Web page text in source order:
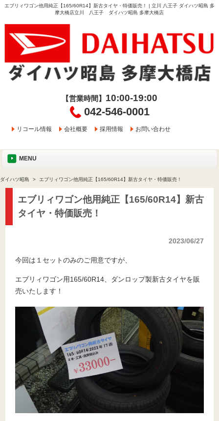
エブリィワゴン他用純正【165/60R14】新古タイヤ・特価販売！ | 立川 八王子 ダイハツ昭島 多
摩大橋店立川 八王子 ダイハツ昭島 多摩大橋店
【営業時間】 10:00-19:00
042-546-0001
リコール情報 会社概要 採用情報 お問い合わせ
MENU
ダイハツ昭島 エブリィワゴン他用純正【165/60R14】新古タイヤ・特価販売！
エブリィワゴン他用純正【165/60R14】新古
タイヤ・特価販売！
2023/06/27
今回は１セットのみのご用意ですが、
エブリィワゴン用165/60R14、ダンロップ製新古タイヤを販
売いたします！